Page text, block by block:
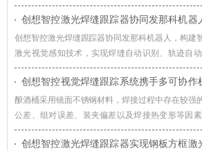
接过程智能化升级。
创想智控激光焊缝跟踪器协同发那科机器
准自动化
创想智控激光焊缝跟踪器协同发那科机器人，构建
激光视觉感知技术，实现焊缝自动识别、轨迹自
偏，提升机器人焊接系统对车辆转向架适应能力。
创想智控视觉焊缝跟踪系统携手多可协作
接智能化升级
酿酒桶采用镜面不锈钢材料，焊接过程中存在较强
公差、组对误差、装夹偏差以及焊接热变形等因
化，创想智控视觉焊缝跟踪系统通过实时视觉检测
酿酒桶焊接智能化升级。
创想智控激光焊缝跟踪器实现钢板方框激